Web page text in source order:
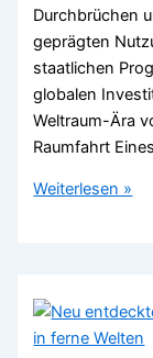
Durchbrüchen
geprägten
staatlichen
globalen
Weltraum-Ära
Raumfahrt
Weltraum
Blick
ins
Weiterlesen »